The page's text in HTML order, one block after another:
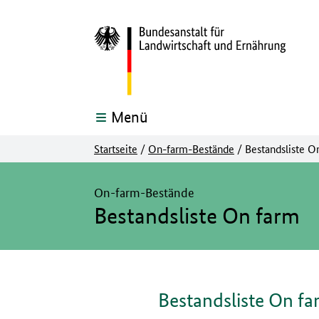
Menü
Startseite / On-farm-Bestände / Bestandsliste
Bestandsliste On farm
On-farm-Bestände
Bestandsliste On